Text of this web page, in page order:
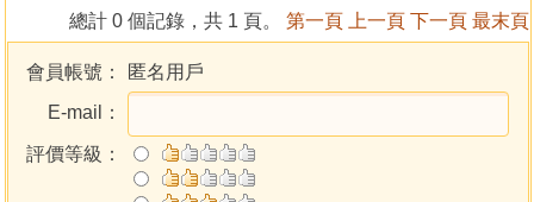
總計 0 個記錄，共 1 頁。 第一頁 上一頁 下一頁 最末頁
會員帳號：
匿名用戶
E-mail：
評價等級：